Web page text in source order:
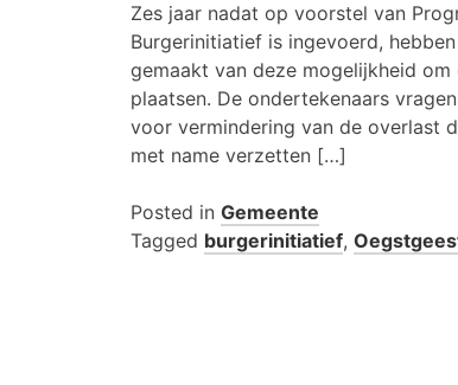
Zes jaar nadat op voorstel van
Burgerinitiatief is ingevoerd,
gemaakt van deze mogelijkheid
plaatsen. De ondertekenaars
voor vermindering van de overlast
met name verzetten […]
Posted in Gemeente
Tagged burgerinitiatief,